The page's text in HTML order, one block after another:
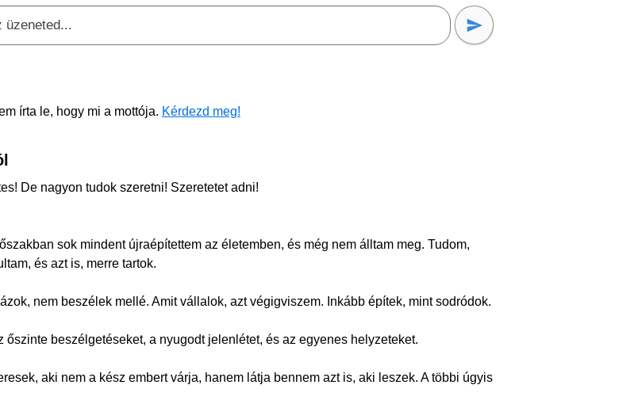
írta le, hogy mi a mottója. Kérdezd meg!
De nagyon tudok szeretni! Szeretetet adni!
sok mindent újraépítettem az életemben, és még nem álltam meg. Tudom,
és azt is, merre tartok.
nem beszélek mellé. Amit vállalok, azt végigviszem. Inkább építek, mint sodródok.
őszinte beszélgetéseket, a nyugodt jelenlétet, és az egyenes helyzeteket.
aki nem a kész embert várja, hanem látja bennem azt is, aki leszek. A többi úgyis